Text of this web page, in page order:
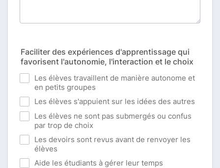
Faciliter des expériences d'apprentissage qui
favorisent l'autonomie, l'interaction et le choix
Les élèves travaillent de manière autonome et
en petits groupes
Les élèves s'appuient sur les idées des autres
Les élèves ne sont pas submergés ou confus
par trop de choix
Les devoirs sont revus avant de renvoyer les
élèves
Aide les étudiants à gérer leur temps